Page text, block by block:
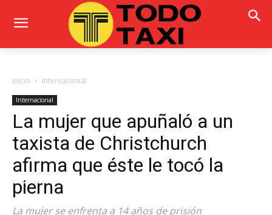
Inicio Internacional
Internacional
La mujer que apuñaló a un
taxista de Christchurch
afirma que éste le tocó la
pierna
La mujer se enfrenta a 14 años de prisión